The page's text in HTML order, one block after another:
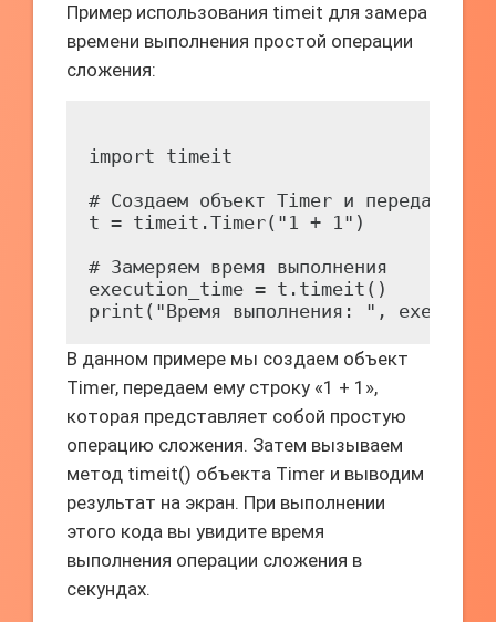
Пример использования timeit для замера
времени выполнения простой операции
сложения:
import timeit
# Создаем объект Timer и передаем
t = timeit.Timer("1 + 1")
# Замеряем время выполнения
execution_time = t.timeit()
В данном примере мы создаем объект
Timer, передаем ему строку «1 + 1»,
которая представляет собой простую
операцию сложения. Затем вызываем
метод timeit() объекта Timer и выводим
результат на экран. При выполнении
этого кода вы увидите время
выполнения операции сложения в
секундах.